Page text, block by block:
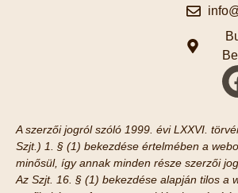
A szerzői jogról szóló 1999. évi LXXVI.
Szjt.) 1. § (1) bekezdése értelmében a
minősül, így annak minden része szerzői
Az Szjt. 16. § (1) bekezdése alapján tilos a